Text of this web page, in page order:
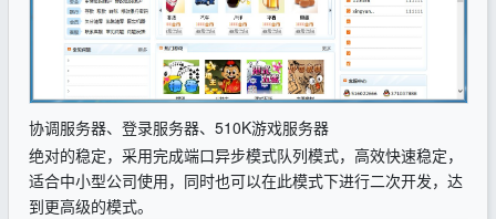
协调服务器、登录服务器、510K游戏服务器
绝对的稳定，采用完成端口异步模式队列模式，高效快速稳定，
适合中小型公司使用，同时也可以在此模式下进行二次开发，达
到更高级的模式。